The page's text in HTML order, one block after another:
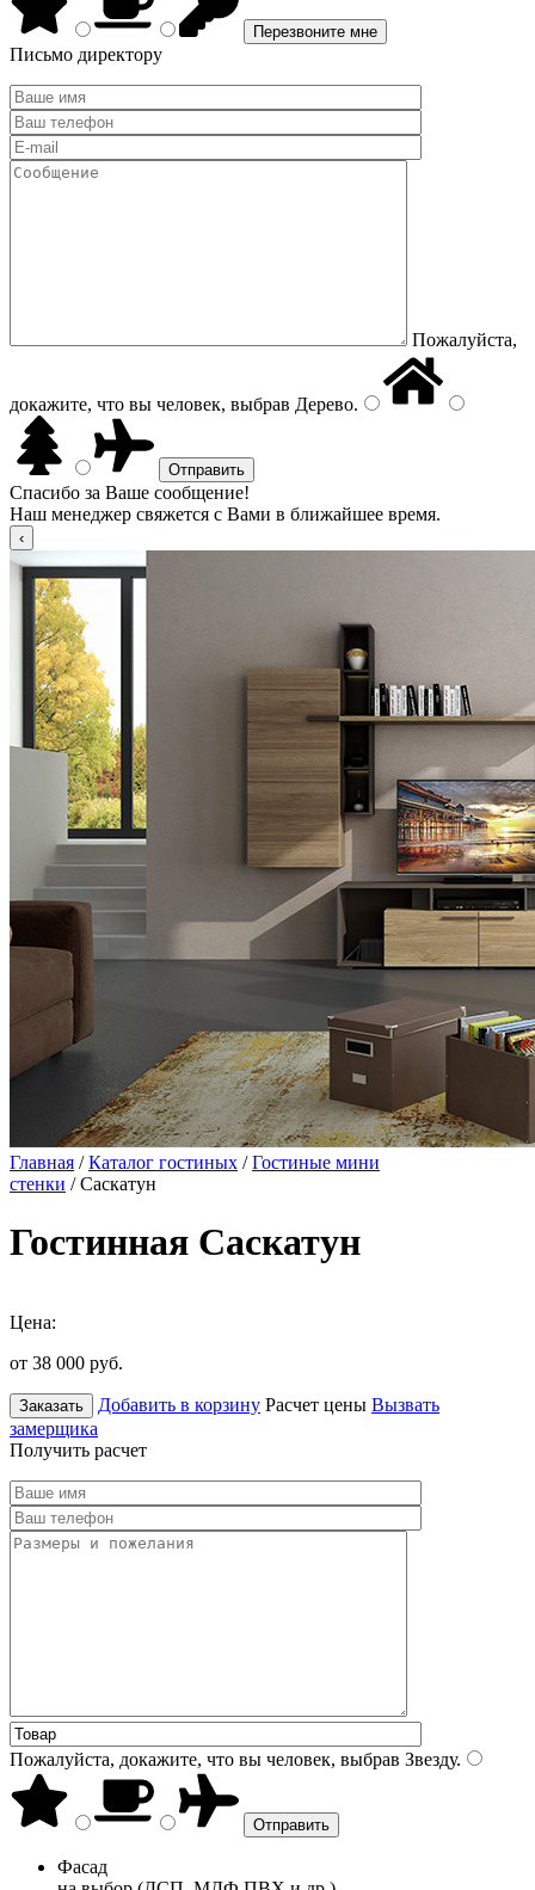
Письмо директору
Пожалуйста,
докажите, что вы человек, выбрав Дерево.
Спасибо за Ваше сообщение!
Наш менеджер свяжется с Вами в ближайшее время.
Главная /Каталог гостиных /Гостиные мини
стенки / Саскатун
Гостинная Саскатун
Цена:
от 38 000 руб.
Заказать Добавить в корзину Расчет цены Вызвать
замерщика
Получить расчет
Пожалуйста, докажите, что вы человек, выбрав Звезду.
Фасад